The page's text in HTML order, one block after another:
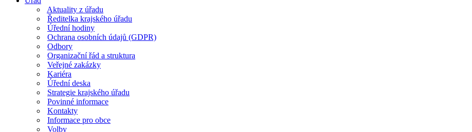
Aktuality z úřadu
Ředitelka krajského úřadu
Úřední hodiny
Ochrana osobních údajů (GDPR)
Odbory
Organizační řád a struktura
Veřejné zakázky
Kariéra
Úřední deska
Strategie krajského úřadu
Povinné informace
Kontakty
Informace pro obce
Volby